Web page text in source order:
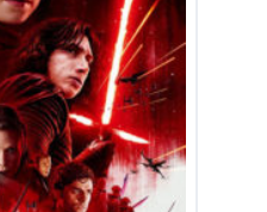
ド提督
/ 役:ローズ・ティコ
:最高指導者スノーク
ォーズ/最後のジェダイ』あら
ジェダイ』で押さえておき